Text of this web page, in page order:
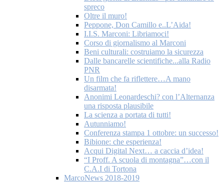
spreco
Oltre il muro!
Peppone, Don Camillo e..L’Aida!
I.I.S. Marconi: Libriamoci!
Corso di giornalismo al Marconi
Beni culturali: costruiamo la sicurezza
Dalle bancarelle scientifiche...alla Radio
PNR
Un film che fa riflettere…A mano
disarmata!
Anonimi Leonardeschi? con l’Alternanza
una risposta plausibile
La scienza a portata di tutti!
Autunniamo!
Conferenza stampa 1 ottobre: un successo!
Bibione: che esperienza!
Acqui Digital Next… a caccia d’idea!
“I Proff. A scuola di montagna”…con il
C.A.I di Tortona
MarcoNews 2018-2019